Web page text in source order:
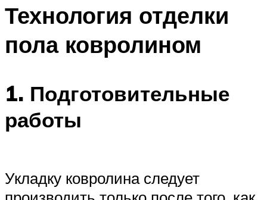
Технология отделки
пола ковролином
1. Подготовительные
работы
Укладку ковролина следует